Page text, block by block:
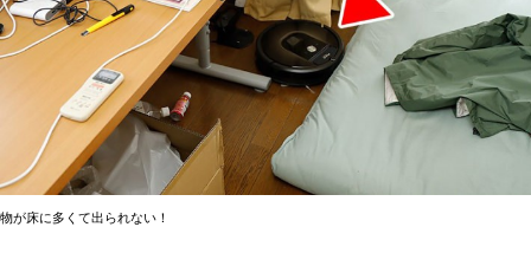
物が床に多くて出られない！